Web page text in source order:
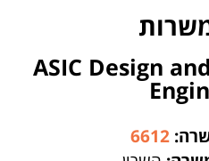
ASIC Design
6612